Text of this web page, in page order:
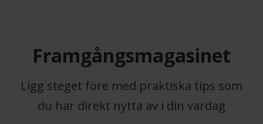
Framgångsmagasinet
Ligg steget före med praktiska tips som
du har direkt nytta av i din vardag